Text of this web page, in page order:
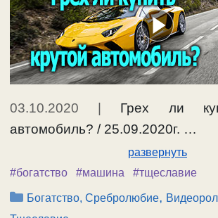
03.10.2020
Грех ли
автомобиль? / 25.09.2020г. …
развернуть
#богатство
#машина #тщеславие
Рубрики
Богатство, Сребролюбие,